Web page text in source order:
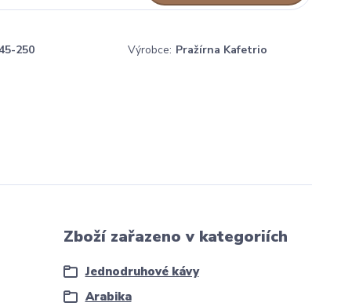
250 Výrobce: Pražírna Kafetrio
Zboží zařazeno v kategoriích
Jednodruhové kávy
Arabika